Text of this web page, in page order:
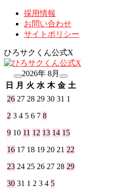
採用情報
お問い合わせ
サイトポリシー
ひろサクくん公式X
2026年 8月
日
月 火 水 木 金 土
26 27 28 29 30 31 1
2 3 4 5 6 7 8
9 10 11 12 13 14 15
16 17 18 19 20 21 22
23 24 25 26 27 28 29
30 31 1 2 3 4 5